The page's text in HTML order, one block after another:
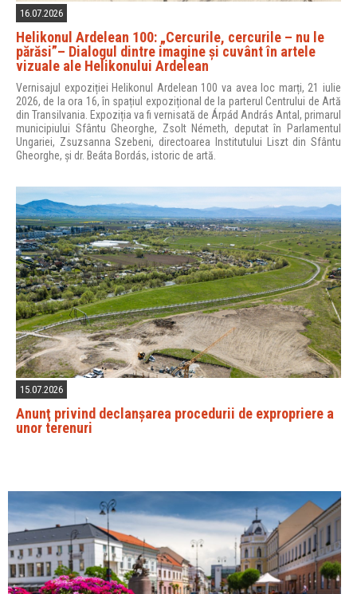
16.07.2026
Helikonul Ardelean 100: „Cercurile, cercurile – nu le
părăsi”– Dialogul dintre imagine și cuvânt în artele
vizuale ale Helikonului Ardelean
Vernisajul expoziției Helikonul Ardelean 100 va avea loc marți, 21 iulie
2026, de la ora 16, în spațiul expozițional de la parterul Centrului de Artă
din Transilvania. Expoziția va fi vernisată de Árpád András Antal, primarul
municipiului Sfântu Gheorghe, Zsolt Németh, deputat în Parlamentul
Ungariei, Zsuzsanna Szebeni, directoarea Institutului Liszt din Sfântu
Gheorghe, și dr. Beáta Bordás, istoric de artă.
15.07.2026
Anunţ privind declanșarea procedurii de expropriere a
unor terenuri